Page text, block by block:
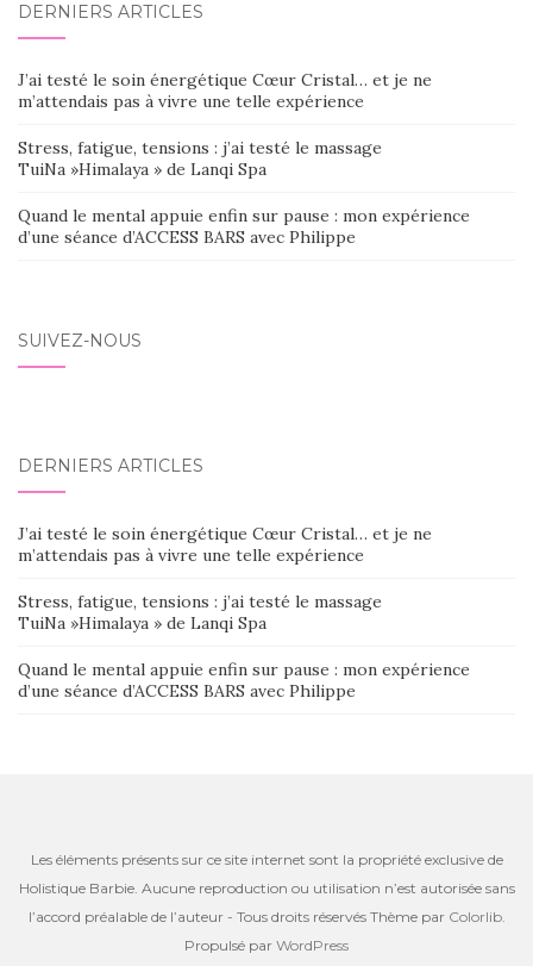
SEIN
DES
ARTICLES
DERNIERS ARTICLES
J’ai testé le soin énergétique Cœur Cristal… et je ne
m’attendais pas à vivre une telle expérience
Stress, fatigue, tensions : j’ai testé le massage
TuiNa »Himalaya » de Lanqi Spa
Quand le mental appuie enfin sur pause : mon expérience
d’une séance d’ACCESS BARS avec Philippe
SUIVEZ-NOUS
DERNIERS ARTICLES
J’ai testé le soin énergétique Cœur Cristal… et je ne
m’attendais pas à vivre une telle expérience
Stress, fatigue, tensions : j’ai testé le massage
TuiNa »Himalaya » de Lanqi Spa
Quand le mental appuie enfin sur pause : mon expérience
d’une séance d’ACCESS BARS avec Philippe
Les éléments présents sur ce site internet sont la propriété exclusive de
Holistique Barbie. Aucune reproduction ou utilisation n’est autorisée sans
l’accord préalable de l’auteur - Tous droits réservés Thème par Colorlib.
Propulsé par WordPress